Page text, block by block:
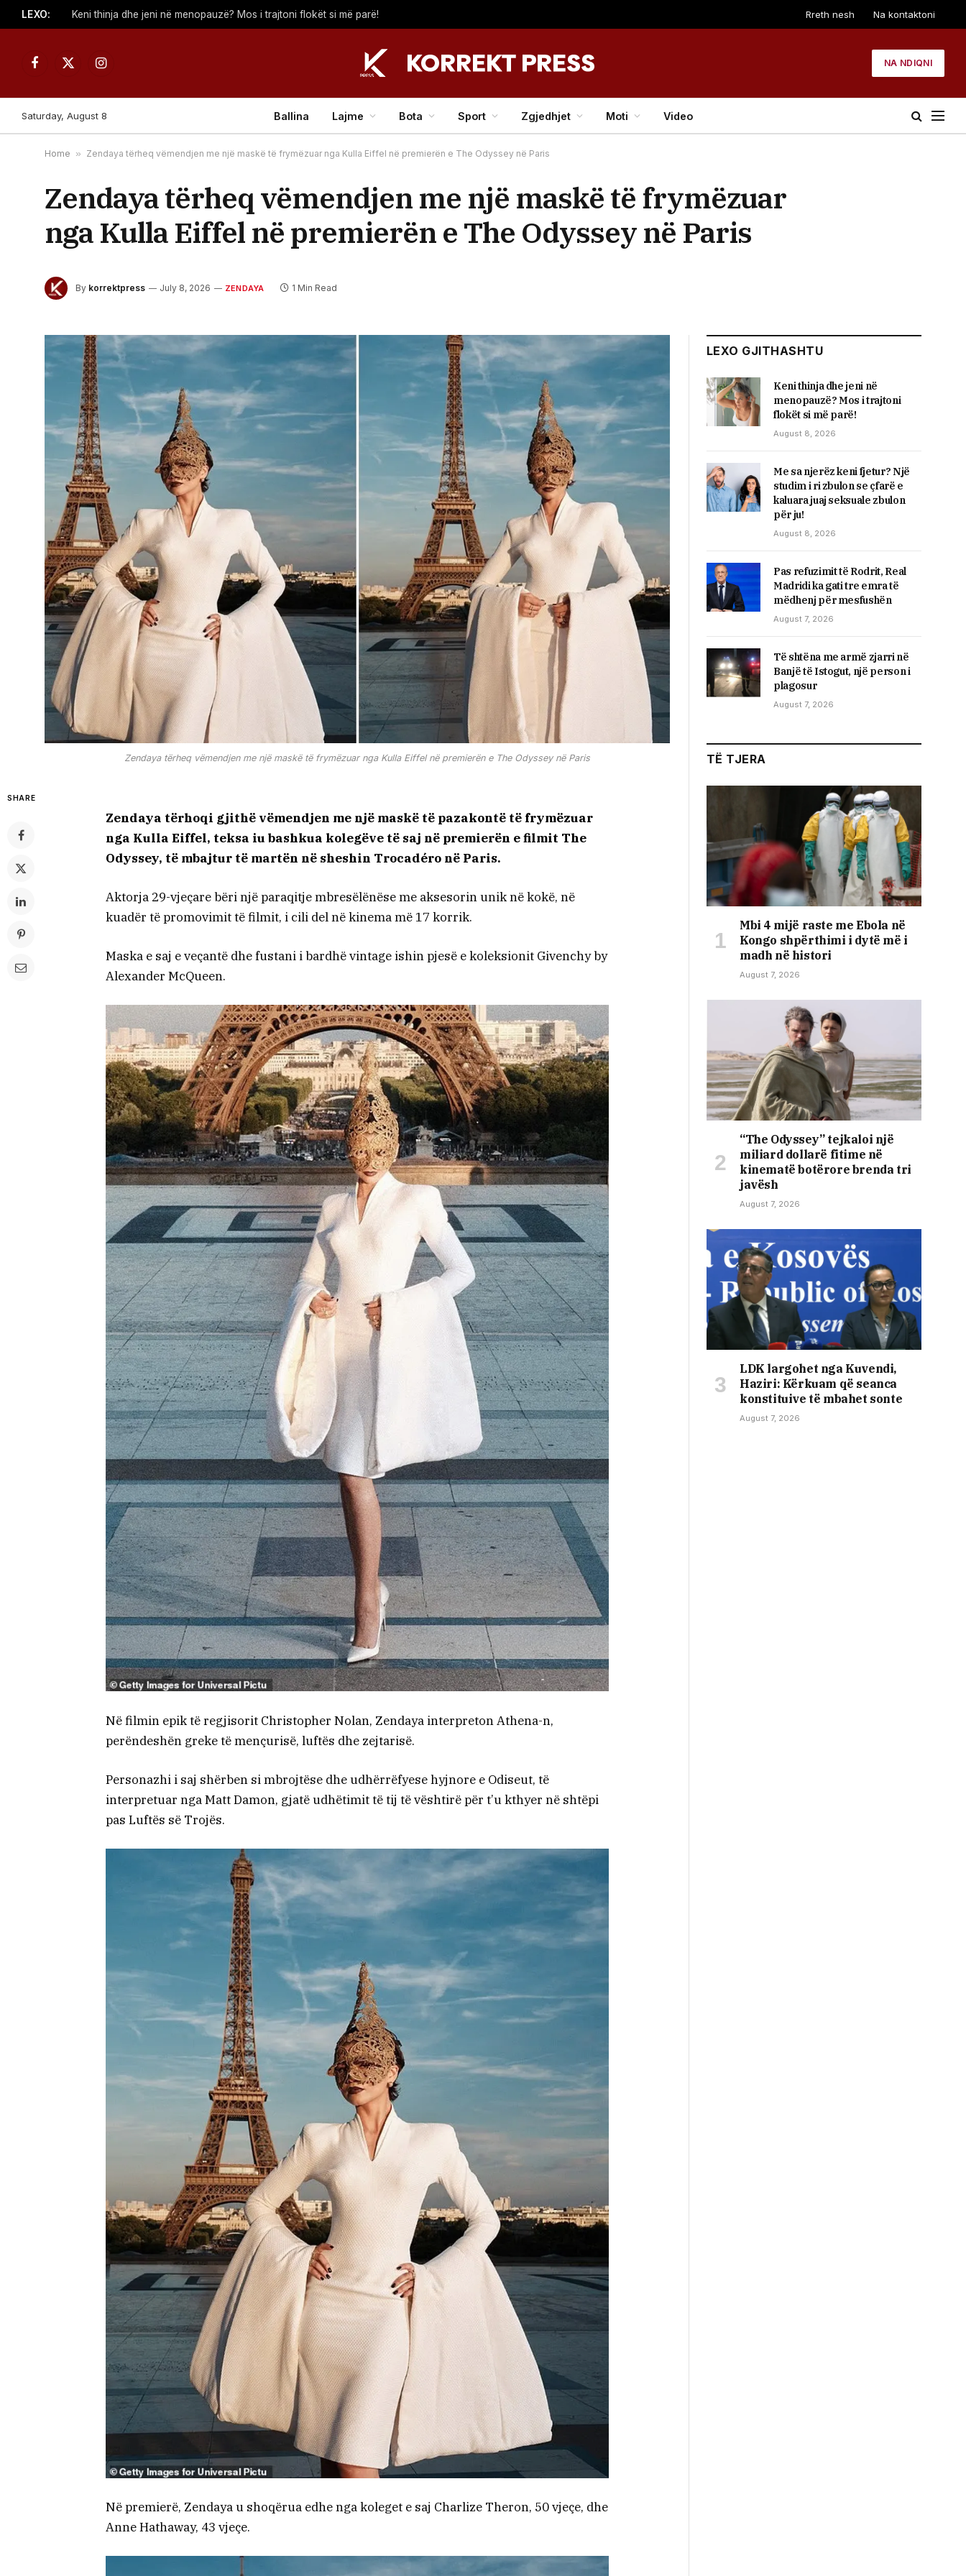
LEXO: Keni thinja dhe jeni në menopauzë? Mos i trajtoni flokët si më parë! Rreth nesh Na kontaktoni
Facebook
X
Instagram
NA NDIQNI
Saturday, August 8 Ballina Lajme Bota Sport Zgjedhjet Moti Video
Home » Zendaya tërheq vëmendjen me një maskë të frymëzuar nga Kulla Eiffel në premierën e The Odyssey në Paris
Zendaya tërheq vëmendjen me një maskë të frymëzuar
nga Kulla Eiffel në premierën e The Odyssey në Paris
By korrektpress July 8, 2026 ZENDAYA 1 Min Read
Zendaya tërheq vëmendjen me një maskë të frymëzuar nga Kulla Eiffel në premierën e The Odyssey në Paris
SHARE
Zendaya tërhoqi gjithë vëmendjen me një maskë të pazakontë të frymëzuar
nga Kulla Eiffel, teksa iu bashkua kolegëve të saj në premierën e filmit The
Odyssey, të mbajtur të martën në sheshin Trocadéro në Paris.
Aktorja 29-vjeçare bëri një paraqitje mbresëlënëse me aksesorin unik në kokë, në
kuadër të promovimit të filmit, i cili del në kinema më 17 korrik.
Maska e saj e veçantë dhe fustani i bardhë vintage ishin pjesë e koleksionit Givenchy by
Alexander McQueen.
Në filmin epik të regjisorit Christopher Nolan, Zendaya interpreton Athena-n,
perëndeshën greke të mençurisë, luftës dhe zejtarisë.
Personazhi i saj shërben si mbrojtëse dhe udhërrëfyese hyjnore e Odiseut, të
interpretuar nga Matt Damon, gjatë udhëtimit të tij të vështirë për t’u kthyer në shtëpi
pas Luftës së Trojës.
Në premierë, Zendaya u shoqërua edhe nga koleget e saj Charlize Theron, 50 vjeçe, dhe
Anne Hathaway, 43 vjeçe.
LEXO GJITHASHTU
Keni thinja dhe jeni në
menopauzë? Mos i trajtoni
flokët si më parë!
August 8, 2026
Me sa njerëz keni fjetur? Një
studim i ri zbulon se çfarë e
kaluara juaj seksuale zbulon
për ju!
August 8, 2026
Pas refuzimit të Rodrit, Real
Madridi ka gati tre emra të
mëdhenj për mesfushën
August 7, 2026
Të shtëna me armë zjarri në
Banjë të Istogut, një person i
plagosur
August 7, 2026
TË TJERA
Mbi 4 mijë raste me Ebola në
Kongo shpërthimi i dytë më i
madh në histori
August 7, 2026
“The Odyssey” tejkaloi një
miliard dollarë fitime në
kinematë botërore brenda tri
javësh
August 7, 2026
LDK largohet nga Kuvendi,
Haziri: Kërkuam që seanca
konstituive të mbahet sonte
August 7, 2026